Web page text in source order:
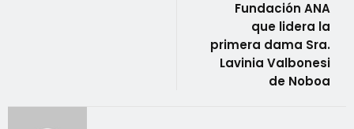
Fundación ANA
que lidera la
primera dama Sra.
Lavinia Valbonesi
de Noboa